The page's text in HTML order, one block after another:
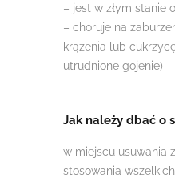
– jest w złym stanie
– choruje na
krążenia lub
utrudnione gojenie)
Jak należy dbać o
w miejscu usuwania
stosowania